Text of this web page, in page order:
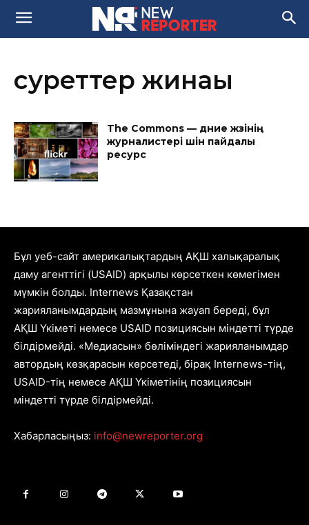
суреттер жинағы
The Commons — дүние жүзінің
журналистері үшін пайдалы
ресурс
Бұл уеб-сайт америкалықтардың АҚШ халықаралық
даму агенттігі (USAID) арқылы көрсеткен көмегімен
мүмкін болды. Internews Қазақстан
жарияланымдардың мазмұнына жауап береді, бұл
АҚШ Үкіметі немесе USAID позициясын міндетті түрде
білдірмейді. «Медиасын» бөліміндегі жарияланымдар
автордың көзқарасын көрсетеді, бірақ Internews-тің,
USAID-тің немесе АҚШ Үкіметінің позициясын
міндетті түрде білдірмейді.
Хабарласыңыз: info@newreporter.org